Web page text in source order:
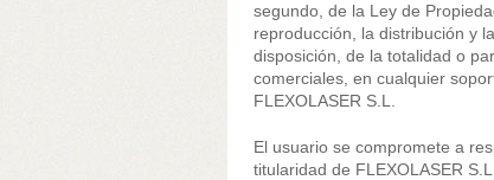
segundo, de la Ley de
reproducción, la distribución y
disposición, de la totalidad o
comerciales, en cualquier
FLEXOLASER S.L.
El usuario se compromete a
titularidad de FLEXOLASER